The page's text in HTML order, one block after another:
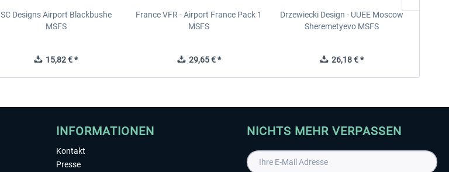
SC Designs Airport Blackbushe
MSFS
15,82 € *
France VFR - Airport France Pack 1
MSFS
29,65 € *
Drzewiecki Design - UUEE Moscow
Sheremetyevo MSFS
26,18 € *
INFORMATIONEN
Kontakt
Presse
NICHTS MEHR VERPASSEN